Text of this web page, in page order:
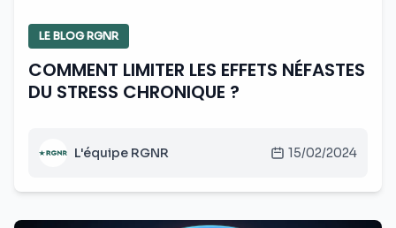
LE BLOG RGNR
COMMENT LIMITER LES EFFETS NÉFASTES
DU STRESS CHRONIQUE ?
L'équipe RGNR 15/02/2024